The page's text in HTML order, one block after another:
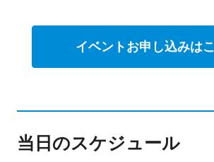
イベントお申し込みは
当日のスケジュール